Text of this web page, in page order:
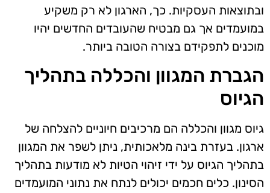
ובתוצאות העסקיות. כך, הארגון לא רק משקיע
במועמדים אך גם מבטיח שהעובדים החדשים יהיו
מוכנים לתפקידם בצורה הטובה ביותר.
הגברת המגוון והכללה בתהליך
הגיוס
גיוס מגוון והכללה הם מרכיבים חיוניים להצלחה של
ארגון. בעזרת בינה מלאכותית, ניתן לשפר את המגוון
בתהליך הגיוס על ידי זיהוי הטיות לא מודעות בתהליך
הסינון. כלים חכמים יכולים לנתח את נתוני המועמדים